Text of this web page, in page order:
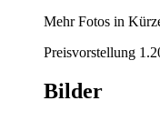
Mehr Fotos in
Preisvorstellung
Bilder